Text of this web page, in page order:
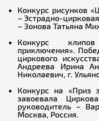
Конкурс рисунков
– Эстрадно-
– Зонова Татьяна
Конкурс
приключения».
циркового
Андреева Ирина
Николаевич, г.
Конкурс на «Приз
завоевала
руководитель –
Москва, Россия.